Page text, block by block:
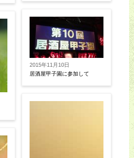
2015年11月10日
居酒屋甲子園に参加して